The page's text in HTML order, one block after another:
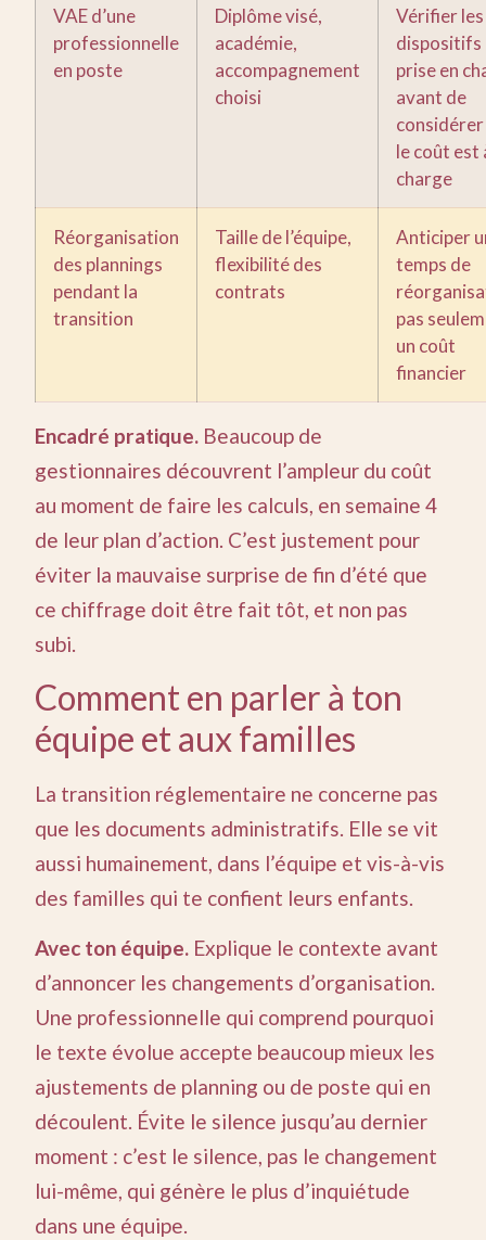
VAE d’une
professionnelle
en poste
Diplôme visé,
académie,
accompagnement
choisi
Vérifier les
dispositifs
prise en
avant de
le coût est
charge
Réorganisation
des plannings
pendant la
transition
Taille de l’équipe,
flexibilité des
contrats
Anticiper
temps de
pas
un coût
financier
Encadré pratique. Beaucoup de
gestionnaires découvrent l’ampleur du coût
au moment de faire les calculs, en semaine 4
de leur plan d’action. C’est justement pour
éviter la mauvaise surprise de fin d’été que
ce chiffrage doit être fait tôt, et non pas
subi.
Comment en parler à ton
équipe et aux familles
La transition réglementaire ne concerne pas
que les documents administratifs. Elle se vit
aussi humainement, dans l’équipe et vis-à-vis
des familles qui te confient leurs enfants.
Avec ton équipe. Explique le contexte avant
d’annoncer les changements d’organisation.
Une professionnelle qui comprend pourquoi
le texte évolue accepte beaucoup mieux les
ajustements de planning ou de poste qui en
découlent. Évite le silence jusqu’au dernier
moment : c’est le silence, pas le changement
lui-même, qui génère le plus d’inquiétude
dans une équipe.